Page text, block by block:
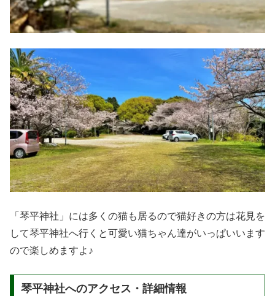
「琴平神社」には多くの猫も居るので猫好きの方は花見を
して琴平神社へ行くと可愛い猫ちゃん達がいっぱいいます
ので楽しめますよ♪
琴平神社へのアクセス・詳細情報